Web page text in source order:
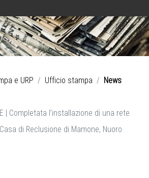
e URP Ufficio stampa News
| Completata l’installazione di una rete
di Reclusione di Mamone, Nuoro